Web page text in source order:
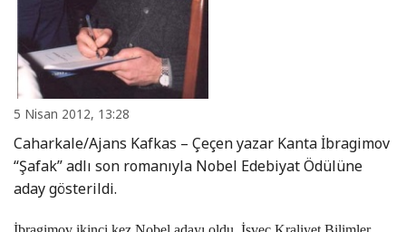
5 Nisan 2012, 13:28
Caharkale/Ajans Kafkas – Çeçen yazar Kanta İbragimov
“Şafak” adlı son romanıyla Nobel Edebiyat Ödülüne
aday gösterildi.